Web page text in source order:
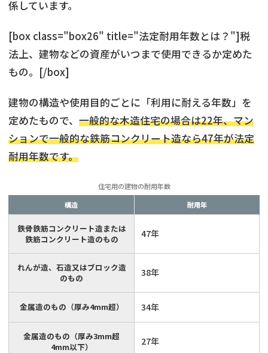
係しています。
[box class="box26" title="法定耐用年数とは？"]税
法上、建物などの資産がいつまで使用できるか定めた
もの。[/box]
建物の構造や使用目的ごとに「利用に耐える年数」を
定めたもので、 一般的な木造住宅の場合は22年、マン
ションで一般的な鉄筋コンクリート造なら47年が法定
耐用年数です。
住宅用の建物の耐用年数
構造
耐用年
鉄骨鉄筋コンクリート造または
鉄筋コンクリート造のもの
47年
れんが造、石造又はブロック造
のもの
38年
金属造のもの（厚み4mm超） 34年
金属造のもの（厚み3mm超
4mm以下）
27年